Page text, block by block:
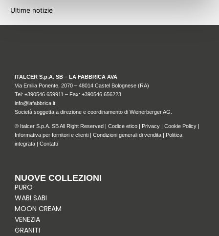
Ultime notizie
ITALCER S.p.A. SB – LA FABBRICA AVA
Via Emilia Ponente, 2070 – 48014 Castel Bolognese (RA)
Tel: +390546 659911 – Fax: +390546 656223
info@lafabbrica.it
Società soggetta a direzione e coordinamento di Wienerberger AG.
© Italcer S.p.A. SB All Right Reserved | Codice etico | Privacy | Cookie Policy |
Informativa per fornitori e clienti | Condizioni generali di vendita | Politica
integrata | Contatti
NUOVE COLLEZIONI
PURO
WABI SABI
MOON CREAM
VENEZIA
GRANITI